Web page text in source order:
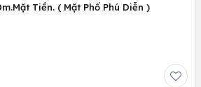
Tiền. ( Mặt Phố Phú Diễn )